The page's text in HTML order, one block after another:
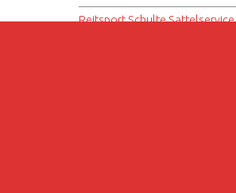
Reitsport Schulte Sattelservice